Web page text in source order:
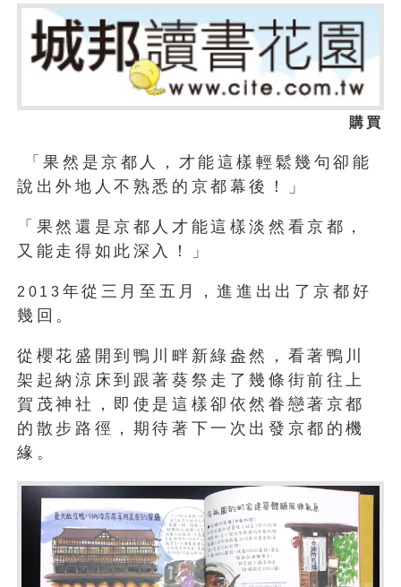
購買
「果然是京都人，才能這樣輕鬆幾句卻能
說出外地人不熟悉的京都幕後！」
「果然還是京都人才能這樣淡然看京都，
又能走得如此深入！」
2013 年從三月至五月，進進出出了京都好
幾回。
從櫻花盛開到鴨川畔新綠盎然，看著鴨川
架起納涼床到跟著葵祭走了幾條街前往上
賀茂神社，即使是這樣卻依然眷戀著京都
的散步路徑，期待著下一次出發京都的機
緣。